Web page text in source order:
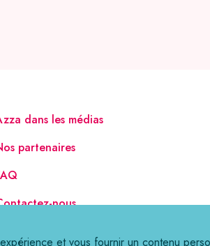
dans les médias
partenaires
nous
et vous fournir un contenu